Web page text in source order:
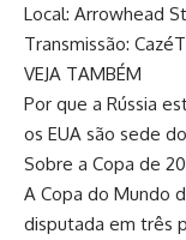
Local: Arrowhead
Transmissão:
VEJA TAMBÉM
Por que a Rússia
os EUA são sede
Sobre a Copa de
A Copa do Mundo
disputada em três